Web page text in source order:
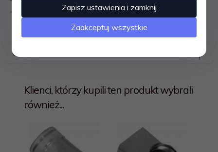
- szerokość: 50 mm
OPINIE KLIENTÓW
Klienci, którzy kupili ten produkt wybrali
również...
Zapisz ustawienia i zamknij
Zaakceptuj wszystkie